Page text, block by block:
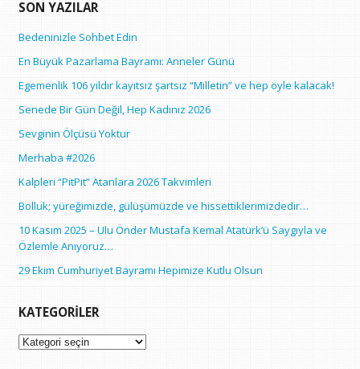
SON YAZILAR
Bedeninizle Sohbet Edin
En Büyük Pazarlama Bayramı: Anneler Günü
Egemenlik 106 yıldır kayıtsız şartsız “Milletin” ve hep öyle kalacak!
Senede Bir Gün Değil, Hep Kadınız 2026
Sevginin Ölçüsü Yoktur
Merhaba #2026
Kalpleri “PitPit” Atanlara 2026 Takvimleri
Bolluk; yüreğimizde, gülüşümüzde ve hissettiklerimizdedir…
10 Kasım 2025 – Ulu Önder Mustafa Kemal Atatürk’ü Saygıyla ve
Özlemle Anıyoruz…
29 Ekim Cumhuriyet Bayramı Hepimize Kutlu Olsun
KATEGORILER
Kategoriler